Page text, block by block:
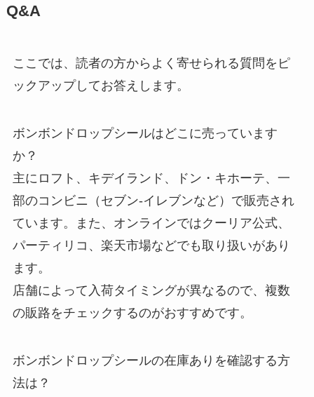
Q&A
ここでは、読者の方からよく寄せられる質問をピ
ックアップしてお答えします。
ボンボンドロップシールはどこに売っています
か？
主にロフト、キデイランド、ドン・キホーテ、一
部のコンビニ（セブン-イレブンなど）で販売され
ています。また、オンラインではクーリア公式、
パーティリコ、楽天市場などでも取り扱いがあり
ます。
店舗によって入荷タイミングが異なるので、複数
の販路をチェックするのがおすすめです。
ボンボンドロップシールの在庫ありを確認する方
法は？